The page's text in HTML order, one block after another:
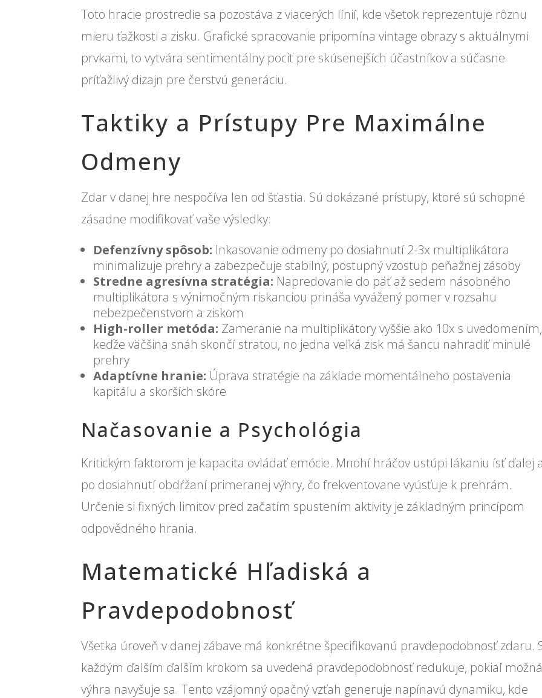
Toto hracie prostredie sa pozostáva z viacerých línií, kde všetok reprezentuje rôznu
mieru ťažkosti a zisku. Grafické spracovanie pripomína vintage obrazy s aktuálnymi
prvkami, to vytvára sentimentálny pocit pre skúsenejších účastníkov a súčasne
príťažlivý dizajn pre čerstvú generáciu.
Taktiky a Prístupy Pre Maximálne
Odmeny
Zdar v danej hre nespočíva len od šťastia. Sú dokázané prístupy, ktoré sú schopné
zásadne modifikovať vaše výsledky:
Defenzívny spôsob: Inkasovanie odmeny po dosiahnutí 2-3x multiplikátora
minimalizuje prehry a zabezpečuje stabilný, postupný vzostup peňažnej zásoby
Stredne agresívna stratégia: Napredovanie do päť až sedem násobného
multiplikátora s výnimočným riskanciou prináša vyvážený pomer v rozsahu
nebezpečenstvom a ziskom
High-roller metóda: Zameranie na multiplikátory vyššie ako 10x s uvedomením,
keďže väčšina snáh skončí stratou, no jedna veľká zisk má šancu nahradiť minulé
prehry
Adaptívne hranie: Úprava stratégie na základe momentálneho postavenia
kapitálu a skorších skóre
Načasovanie a Psychológia
Kritickým faktorom je kapacita ovládať emócie. Mnohí hráčov ustúpi lákaniu ísť ďalej
po dosiahnutí obdŕžaní primeranej výhry, čo frekventovane vyúsťuje k prehrám.
Určenie si fixných limitov pred začatím spustením aktivity je základným princípom
odpovědného hrania.
Matematické Hľadiská a
Pravdepodobnosť
Všetka úroveň v danej zábave má konkrétne špecifikovanú pravdepodobnosť zdaru.
každým ďalším ďalším krokom sa uvedená pravdepodobnosť redukuje, pokiaľ
výhra navyšuje sa. Tento vzájomný opačný vzťah generuje napínavú dynamiku, kde